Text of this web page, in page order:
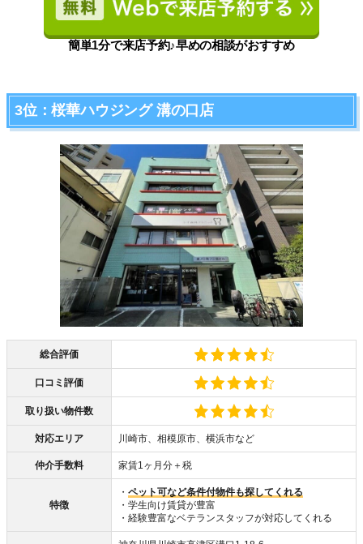
簡単1分で来店予約♪早めの相談がおすすめ
3位：桜華ハウジング 溝の口店
総合評価
口コミ評価
取り扱い物件数
対応エリア 川崎市、相模原市、横浜市など
仲介手数料 家賃1ヶ月分＋税
特徴
・ ペット可など条件付物件も探してくれる
・学生向け賃貸が豊富
・経験豊富なベテランスタッフが対応してくれる